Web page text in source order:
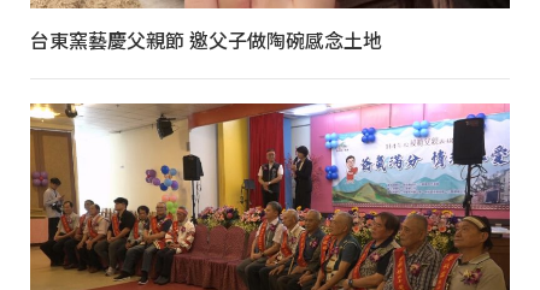
台東窯藝慶父親節 邀父子做陶碗感念土地